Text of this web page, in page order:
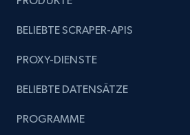
Etsy
BELIEBTE SCRAPER-APIS
PROXY-DIENSTE
BELIEBTE DATENSÄTZE
PROGRAMME